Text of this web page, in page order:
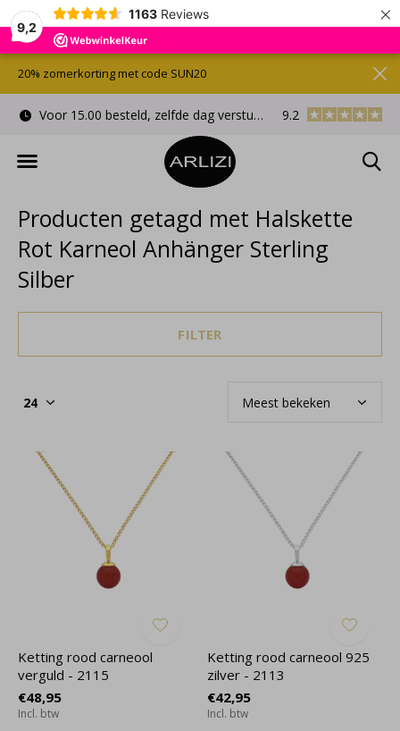
9,2
1163 Reviews ×
Voor 15.00 besteld, zelfde dag verstuurd Gratis
9.2
20% zomerkorting met code SUN20
Producten getagd met Halskette
Rot Karneol Anhänger Sterling
Silber
FILTER
Ketting rood carneool
verguld - 2115
€48,95
Incl. btw
Ketting rood carneool 925
zilver - 2113
€42,95
Incl. btw